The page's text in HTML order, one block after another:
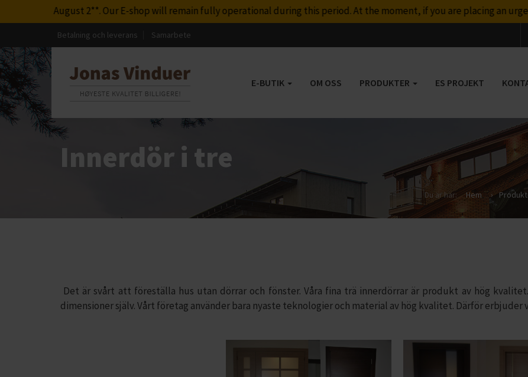
August 2**. Our E-shop will remain fully operational during this period. At the moment, if you are placing an urgent
Betalning och leverans Samarbete
E-BUTIK OM OSS PRODUKTER ES PROJEKT
Du är här: Hem ›
Innerdör i tre
Det är svårt att föreställa hus utan dörrar och fönster. Våra fina trä innerdörrar är produkt av hög
dimensioner själv. Vårt företag använder bara nyaste teknologier och material av hög kvalitet. Därför erbjuder